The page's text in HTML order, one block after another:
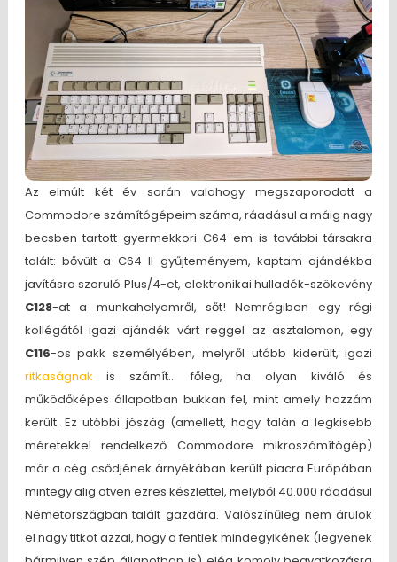
Az elmúlt két év során valahogy megszaporodott a
Commodore számítógépeim száma, ráadásul a máig nagy
becsben tartott gyermekkori C64-em is további társakra
talált: bővült a C64 II gyűjteményem, kaptam ajándékba
javításra szoruló Plus/4-et, elektronikai hulladék-szökevény
C128-at a munkahelyemről, sőt! Nemrégiben egy régi
kollégától igazi ajándék várt reggel az asztalomon, egy
C116-os pakk személyében, melyről utóbb kiderült, igazi
ritkaságnak is számít… főleg, ha olyan kiváló és
működőképes állapotban bukkan fel, mint amely hozzám
került. Ez utóbbi jószág (amellett, hogy talán a legkisebb
méretekkel rendelkező Commodore mikroszámítógép)
már a cég csődjének árnyékában került piacra Európában
mintegy alig ötven ezres készlettel, melyből 40.000 ráadásul
Németországban talált gazdára. Valószínűleg nem árulok
el nagy titkot azzal, hogy a fentiek mindegyikének (legyenek